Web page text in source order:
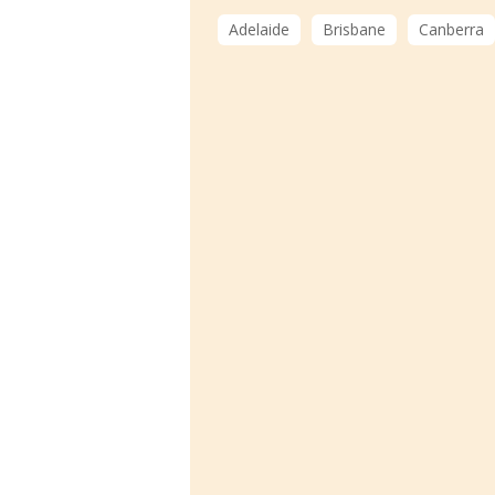
Adelaide Brisbane Canberra